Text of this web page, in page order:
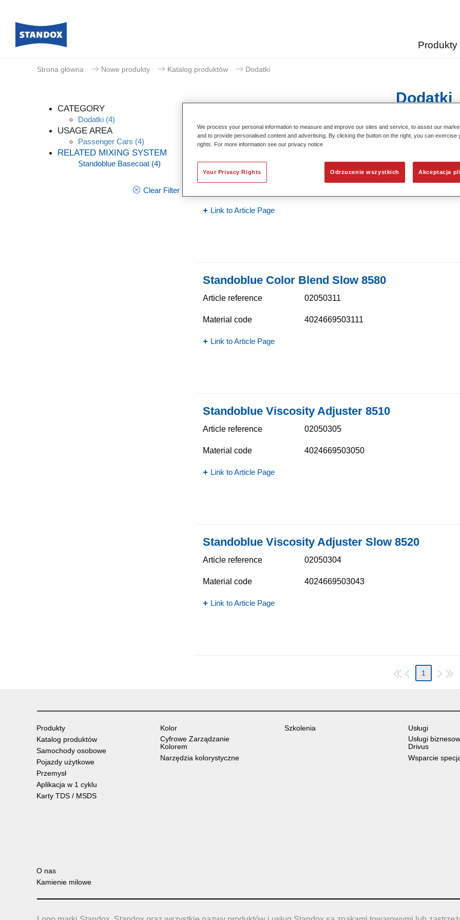
Produkty
Strona główna Nowe produkty Katalog produktów Dodatki
CATEGORY
Dodatki (4)
USAGE AREA
Passenger Cars (4)
RELATED MIXING SYSTEM
Standoblue Basecoat (4)
Clear Filter
Dodatki
Standoblue Color Blend 8570
Link to Article Page
Standoblue Color Blend Slow 8580
Article reference 02050311
Material code 4024669503111
Link to Article Page
Standoblue Viscosity Adjuster 8510
Article reference 02050305
Material code 4024669503050
Link to Article Page
Standoblue Viscosity Adjuster Slow 8520
Article reference 02050304
Material code 4024669503043
Link to Article Page
1
Produkty
Katalog produktów
Samochody osobowe
Pojazdy użytkowe
Przemysł
Aplikacja w 1 cyklu
Karty TDS / MSDS
Kolor
Cyfrowe Zarządzanie
Kolorem
Narzędzia kolorystyczne
Szkolenia
Usługi
Usługi
Drivus
Wsparcie
O nas
Kamienie milowe
We process your personal information to measure and improve our sites and service, to assist our
and to provide personalised content and advertising. By clicking the button on the right, you can exercise
rights. For more information see our privacy notice
Odrzucenie wszystkich Akceptacja
Your Privacy Rights